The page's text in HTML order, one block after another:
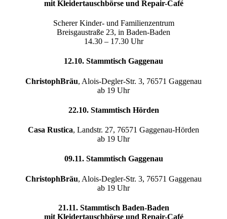
mit Kleidertauschbörse und Repair-Café
Scherer Kinder- und Familienzentrum
Breisgaustraße 23, in Baden-Baden
14.30 – 17.30 Uhr
12.10. Stammtisch Gaggenau
ChristophBräu, Alois-Degler-Str. 3, 76571 Gaggenau
ab 19 Uhr
22.10. Stammtisch Hörden
Casa Rustica, Landstr. 27, 76571 Gaggenau-Hörden
ab 19 Uhr
09.11. Stammtisch Gaggenau
ChristophBräu, Alois-Degler-Str. 3, 76571 Gaggenau
ab 19 Uhr
21.11. Stammtisch Baden-Baden
mit Kleidertauschbörse und Repair-Café